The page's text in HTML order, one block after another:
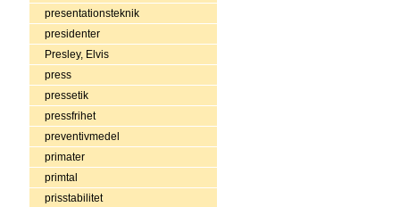
presentationsteknik
presidenter
Presley, Elvis
press
pressetik
pressfrihet
preventivmedel
primater
primtal
prisstabilitet